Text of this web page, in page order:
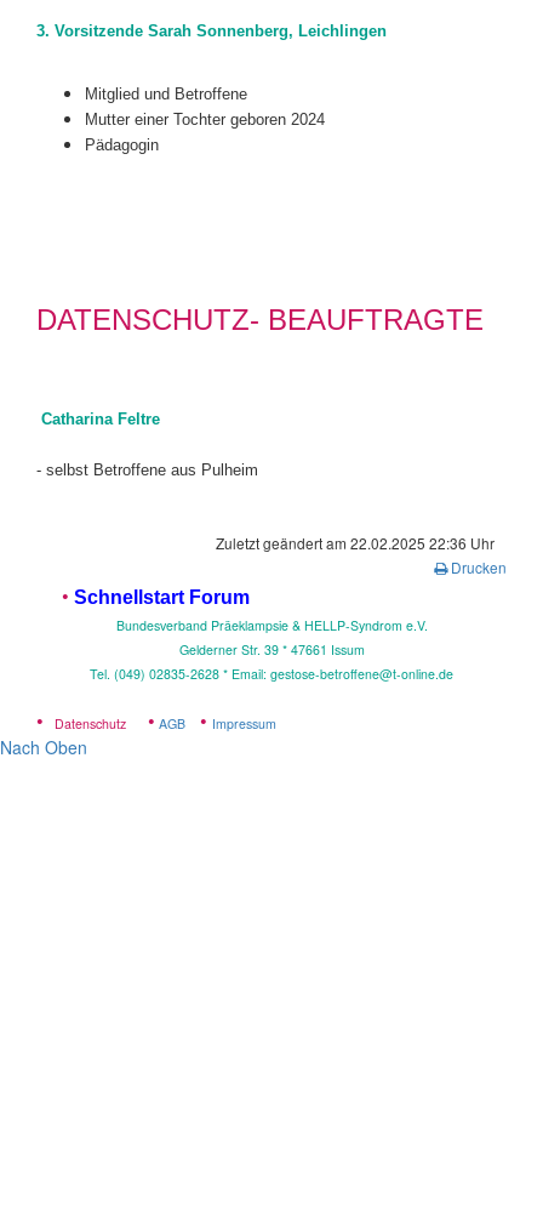
3. Vorsitzende Sarah Sonnenberg, Leichlingen
Mitglied und Betroffene
Mutter einer Tochter geboren 2024
Pädagogin
DATENSCHUTZ- BEAUFTRAGTE
Catharina Feltre
- selbst Betroffene aus Pulheim
Zuletzt geändert am 22.02.2025 22:36 Uhr
Drucken
• Schnellstart Forum
Bundesverband Präeklampsie & HELLP-Syndrom e.V.
Gelderner Str. 39 * 47661 Issum
Tel. (049) 02835-2628 * Email: gestose-betroffene@t-online.de
• Datenschutz • AGB • Impressum
Nach Oben